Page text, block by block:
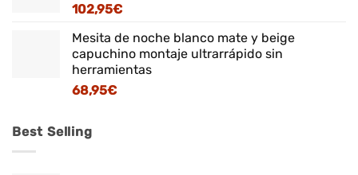
102,95€
Mesita de noche blanco mate y beige
capuchino montaje ultrarrápido sin
herramientas
68,95€
Best Selling